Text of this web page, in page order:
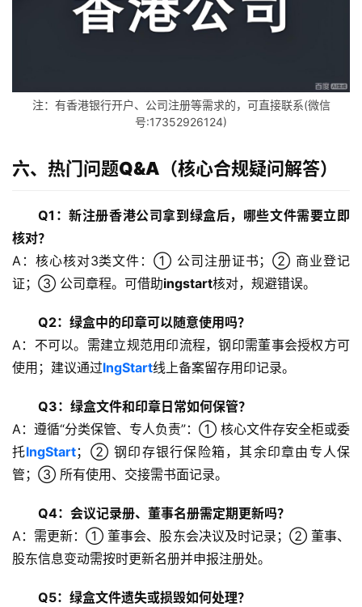
全
牌
问
答
社
区
态
合
伴
专
栏
登录 注册
注：有香港银行开户、公司注册等需求的，可直接联系(微信
号:17352926124)
六、热门问题Q&A（核心合规疑问解答）
Q1：新注册香港公司拿到绿盒后，哪些文件需要立即
核对？
A：核心核对3类文件：① 公司注册证书；② 商业登记
证；③ 公司章程。可借助ingstart核对，规避错误。
Q2：绿盒中的印章可以随意使用吗？
A：不可以。需建立规范用印流程，钢印需董事会授权方可
使用；建议通过lngStart线上备案留存用印记录。
Q3：绿盒文件和印章日常如何保管？
A：遵循“分类保管、专人负责”：① 核心文件存安全柜或委
托lngStart；② 钢印存银行保险箱，其余印章由专人保
管；③ 所有使用、交接需书面记录。
Q4：会议记录册、董事名册需定期更新吗？
A：需更新：① 董事会、股东会决议及时记录；② 董事、
股东信息变动需按时更新名册并申报注册处。
Q5：绿盒文件遗失或损毁如何处理？